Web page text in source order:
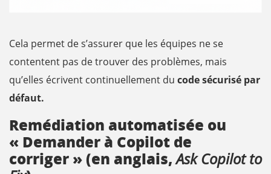
Cela permet de s’assurer que les équipes ne se
contentent pas de trouver des problèmes, mais
qu’elles écrivent continuellement du code sécurisé par
défaut.
Remédiation automatisée ou
« Demander à Copilot de
corriger » (en anglais,Ask Copilot to